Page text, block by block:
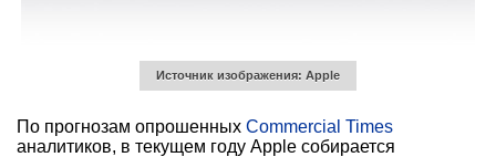
Источник изображения: Apple
По прогнозам опрошенных Commercial Times
аналитиков, в текущем году Apple собирается